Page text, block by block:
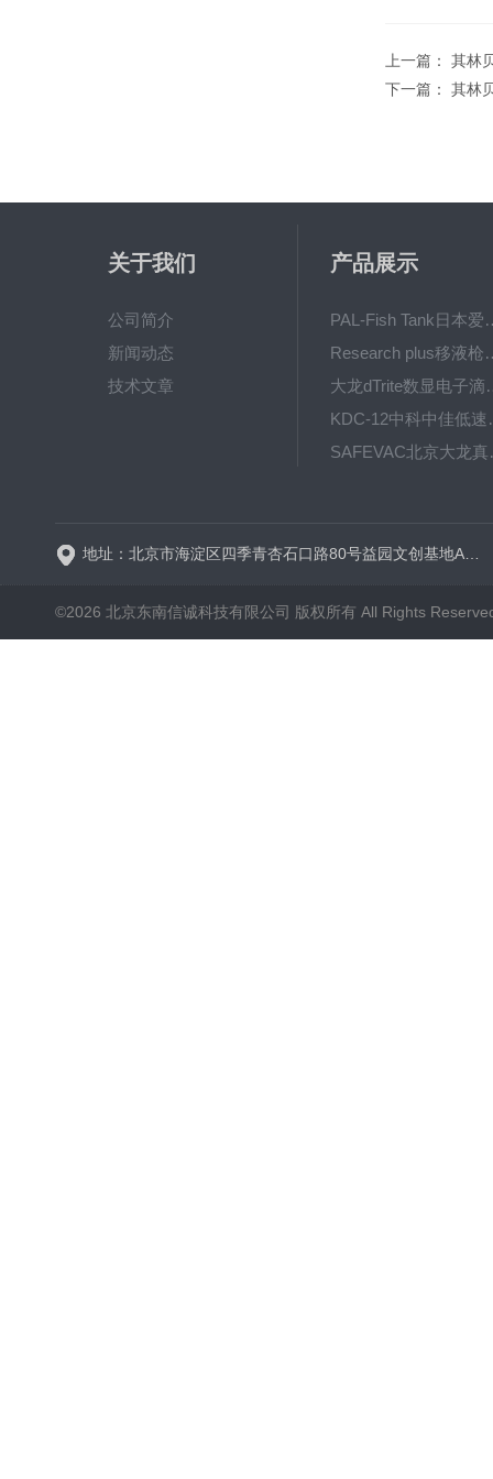
上一篇： 其林
下一篇： 其林
关于我们
公司简介
新闻动态
技术文章
产品展示
PAL-Fish Tank
Research plus
大龙dTrite
KDC-
©2026 北京东南信诚科技有限公司 版权所有 All Rights